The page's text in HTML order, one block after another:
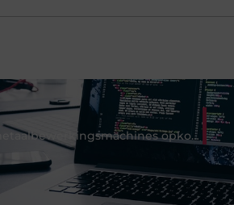
Gebruikte metaalbewerkingsmachines opkopen